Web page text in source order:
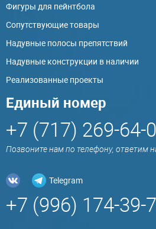
Фигуры для пейнтбола
Сопутствующие товары
Надувные полосы препятствий
Надувные конструкции в наличии
Реализованные проекты
Единый номер
+7 (717) 269-64-
Позвоните нам по телефону, ответим
Telegram
+7 (996) 174-39-